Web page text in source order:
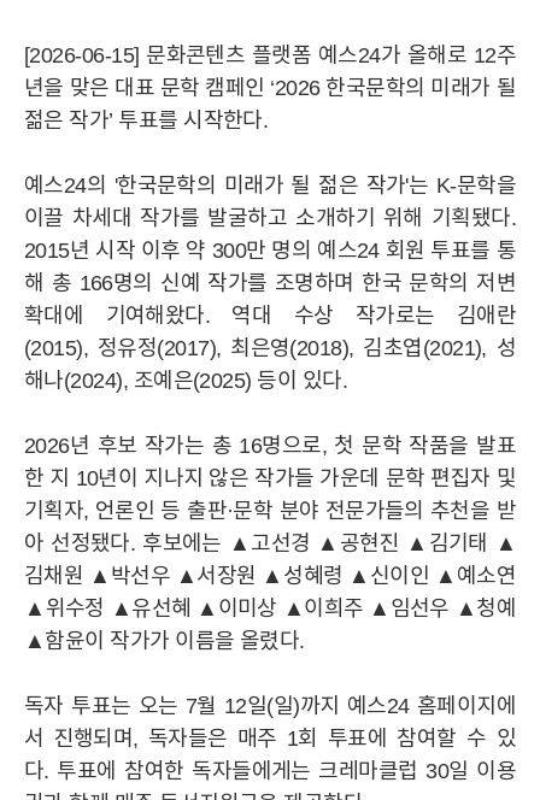
YES24 YES24 HISTORY 윤리경영 CI
[2026-06-15] 문화콘텐츠 플랫폼 예스24가 올해로 12주
년을 맞은 대표 문학 캠페인 ‘2026 한국문학의 미래가 될
젊은 작가’ 투표를 시작한다.
예스24의 '한국문학의 미래가 될 젊은 작가'는 K-문학을
이끌 차세대 작가를 발굴하고 소개하기 위해 기획됐다.
2015년 시작 이후 약 300만 명의 예스24 회원 투표를 통
해 총 166명의 신예 작가를 조명하며 한국 문학의 저변
확대에 기여해왔다. 역대 수상 작가로는 김애란
(2015), 정유정(2017), 최은영(2018), 김초엽(2021), 성
해나(2024), 조예은(2025) 등이 있다.
2026년 후보 작가는 총 16명으로, 첫 문학 작품을 발표
한 지 10년이 지나지 않은 작가들 가운데 문학 편집자 및
기획자, 언론인 등 출판·문학 분야 전문가들의 추천을 받
아 선정됐다. 후보에는 ▲고선경 ▲공현진 ▲김기태 ▲
김채원 ▲박선우 ▲서장원 ▲성혜령 ▲신이인 ▲예소연
▲위수정 ▲유선혜 ▲이미상 ▲이희주 ▲임선우 ▲청예
▲함윤이 작가가 이름을 올렸다.
독자 투표는 오는 7월 12일(일)까지 예스24 홈페이지에
서 진행되며, 독자들은 매주 1회 투표에 참여할 수 있
다. 투표에 참여한 독자들에게는 크레마클럽 30일 이용